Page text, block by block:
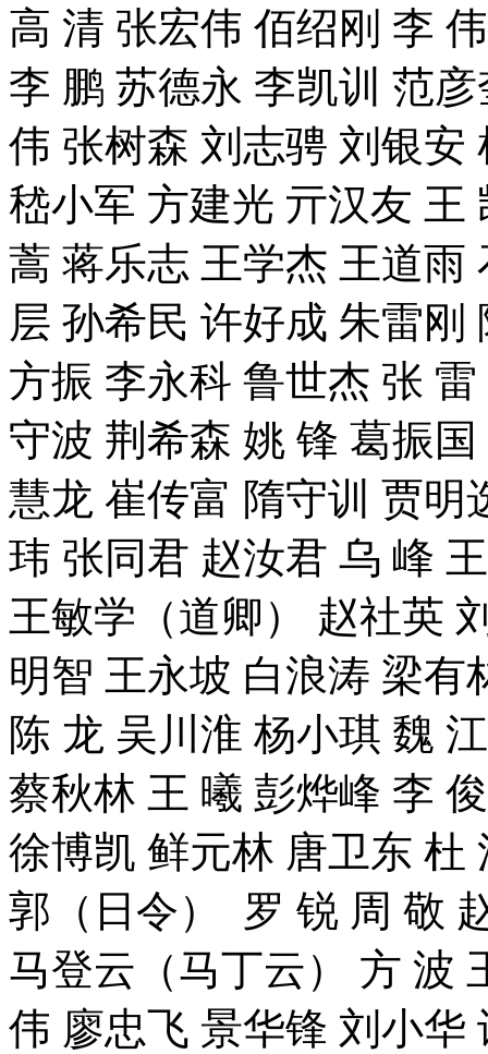
高 清 张宏伟 佰绍刚 李
李 鹏 苏德永 李凯训 范
伟 张树森 刘志骋 刘银安
嵇小军 方建光 亓汉友 王
蒿 蒋乐志 王学杰 王道雨
层 孙希民 许好成 朱雷刚
方振 李永科 鲁世杰 张
守波 荆希森 姚 锋 葛振
慧龙 崔传富 隋守训 贾明
玮 张同君 赵汝君 乌 峰
王敏学（道卿） 赵社英
明智 王永坡 白浪涛 梁有
陈 龙 吴川淮 杨小琪 魏
蔡秋林 王 曦 彭烨峰 李
徐博凯 鲜元林 唐卫东 杜
郭（日令） 罗 锐 周 敬
马登云（马丁云） 方 波
伟 廖忠飞 景华锋 刘小华